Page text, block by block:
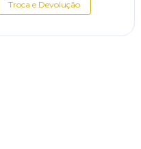
Troca e Devolução